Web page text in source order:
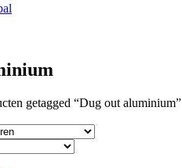
getagged “Dug out aluminium”